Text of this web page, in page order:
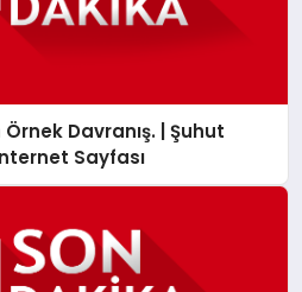
Davranış. | Şuhut
Sayfası